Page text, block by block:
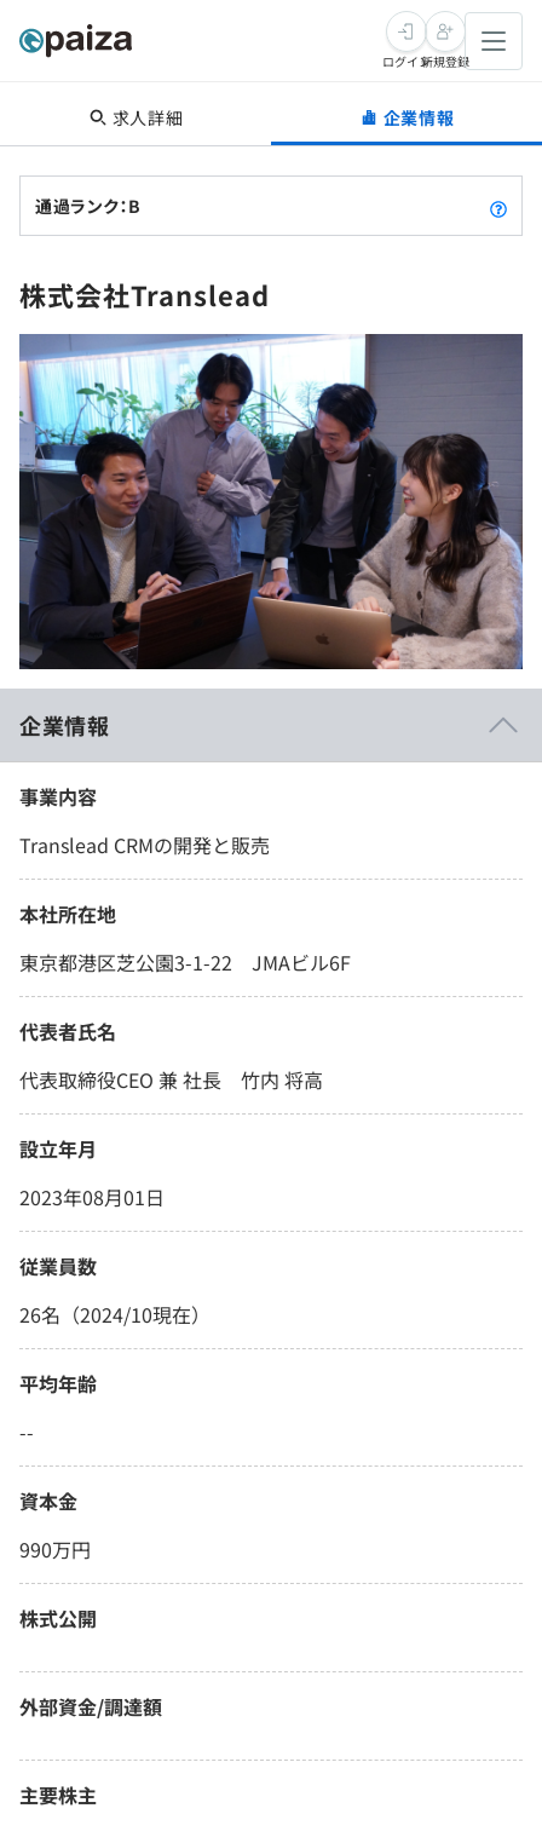
転職・キャリア
転職成功ガイド
転職エージェント
インタビュー
転職成功ガイド
新卒就活
求人検索
本選考
インターン
新卒エージェント
イベント・セミナー
インタビュー
学習
講座一覧
問題集
4択課題
ナレッジ
リファレンス
プラン
個人向けプラン
法人向けプラン
学校向けプラン
契約内容・クーポン
スキルチェック
プログラミング言語
SQL
評価結果一覧
再チャレンジ結果一覧
ゲーム・マンガ
メディア
Tech Team Journal
paiza times
note
paizaとは？
ログイン新規登録
求人詳細 企業情報
通過ランク：B
株式会社Translead
企業情報
事業内容
Translead CRMの開発と販売
本社所在地
東京都港区芝公園3-1-22 JMAビル6F
代表者氏名
代表取締役CEO 兼 社長 ⽵内 将⾼
設立年月
2023年08月01日
従業員数
26名（2024/10現在）
平均年齢
--
資本金
990万円
株式公開
外部資金/調達額
主要株主